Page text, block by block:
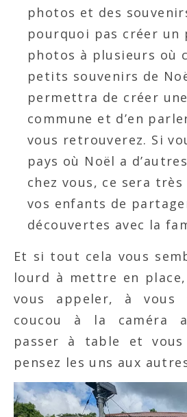
photos et des
pourquoi pas créer un
photos à plusieurs où
petits souvenirs de
permettra de créer
commune et d’en
vous retrouverez. Si
pays où Noël a
chez vous, ce sera
vos enfants de
découvertes avec la
Et si tout cela vous
lourd à mettre en
vous appeler, à
coucou à la caméra
passer à table et
pensez les uns aux